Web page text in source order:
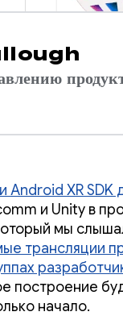
Android XR SDK
и Unity в
мы
трансляции
построение
начало.